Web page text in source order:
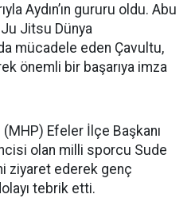
Aydın’ın gururu oldu. Abu
Ju Jitsu Dünya
mücadele eden Çavultu,
önemli bir başarıya imza
Efeler İlçe Başkanı
olan milli sporcu Sude
ziyaret ederek genç
tebrik etti.